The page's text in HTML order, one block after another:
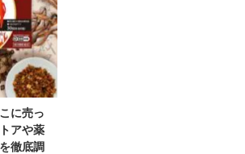
に売っ
アや薬
徹底調